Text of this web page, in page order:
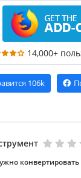
14,000+
106k